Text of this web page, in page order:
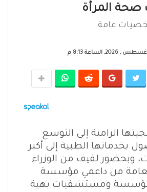
صحة المرأة
عامة
الرامية إلى التوسع
بخدماتها الطبية إلى أكبر
وبحضور لفيف من الوزراء
من داعمي مؤسسة
مؤسسة ومستشفيات بهية